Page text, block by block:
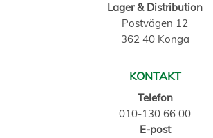
Lager & Distribution
Postvägen 12
362 40 Konga
KONTAKT
Telefon
010-130 66 00
E-post